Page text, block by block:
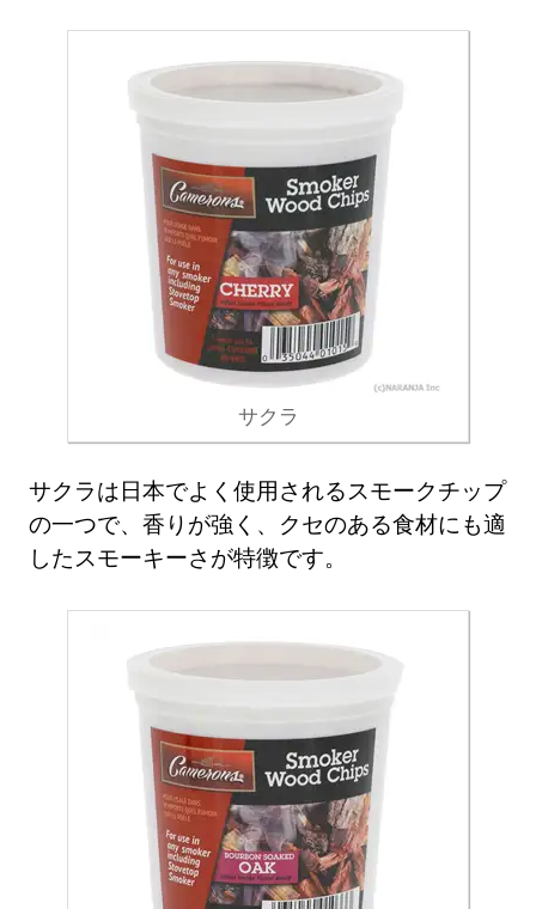
サクラ
サクラは日本でよく使用されるスモークチップ
の一つで、香りが強く、クセのある食材にも適
したスモーキーさが特徴です。